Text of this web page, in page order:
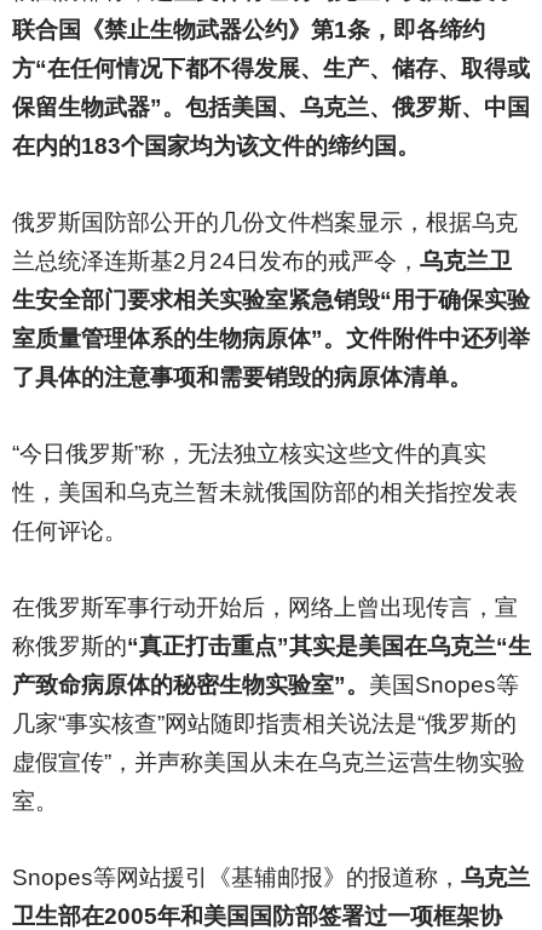
联合国《禁止生物武器公约》第1条，即各缔约
方“在任何情况下都不得发展、生产、储存、取得或
保留生物武器”。包括美国、乌克兰、俄罗斯、中国
在内的183个国家均为该文件的缔约国。
俄罗斯国防部公开的几份文件档案显示，根据乌克
兰总统泽连斯基2月24日发布的戒严令， 乌克兰卫
生安全部门要求相关实验室紧急销毁“用于确保实验
室质量管理体系的生物病原体”。文件附件中还列举
了具体的注意事项和需要销毁的病原体清单。
“今日俄罗斯”称，无法独立核实这些文件的真实
性，美国和乌克兰暂未就俄国防部的相关指控发表
任何评论。
在俄罗斯军事行动开始后，网络上曾出现传言，宣
称俄罗斯的“真正打击重点”其实是美国在乌克兰“生
产致命病原体的秘密生物实验室”。 美国Snopes等
几家“事实核查”网站随即指责相关说法是“俄罗斯的
虚假宣传”，并声称美国从未在乌克兰运营生物实验
室。
Snopes等网站援引《基辅邮报》的报道称， 乌克兰
卫生部在2005年和美国国防部签署过一项框架协